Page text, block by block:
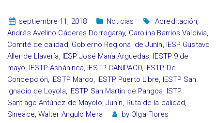
septiembre 11, 2018 Noticias Acreditación,
Andrés Avelino Cáceres Dorregaray, Carolina Barrios Valdivia,
Comité de calidad, Gobierno Regional de Junín, IESP Gustavo
Allende Llavería, IESP José María Arguedas, IESTP 9 de
mayo, IESTP Asháninca, IESTP CANIPACO, IESTP De
Concepción, IESTP Marco, IESTP Puerto Libre, IESTP San
Ignacio de Loyola, IESTP San Martin de Pangoa, ISTP
Santiago Antúnez de Mayolo, Junín, Ruta de la calidad,
Sineace, Walter Angulo Mera by Olga Flores